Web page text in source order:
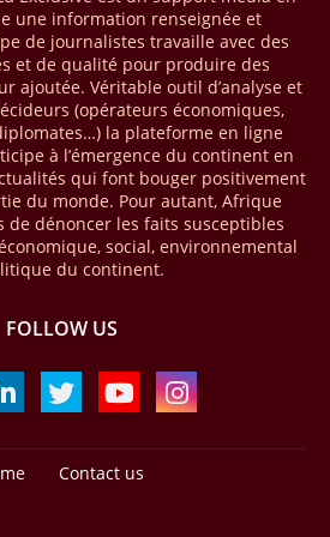
à 2024). L’Afrique a également
nombre de transactions de Mobile money
le monde, avec environ 92 milliards de
à 2024) sur un total de 125 milliards
CREATIVE
par le Boston Consulting Group, et
Empowering Women in Creative Industries
saisissant de l'économie créative africaine
négligé. Ce secteur,
aujourd'hui environ 59 milliards
marché mondial évalué à près de 2000
mais il constitue aussi, selon le
atteindre 140 à 150 milliards USD,
une information renseignée et
de journalistes travaille avec des
et de qualité pour produire des
ajoutée. Véritable outil d’analyse et
(opérateurs économiques,
la plateforme en ligne
à l’émergence du continent en
qui font bouger positivement
du monde. Pour autant, Afrique
de dénoncer les faits susceptibles
social, environnemental
du continent.
FOLLOW US
Contact us